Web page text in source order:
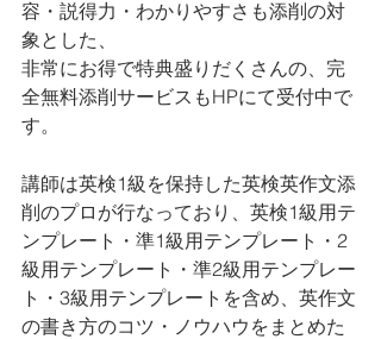
容・説得力・わかりやすさも添削の対
象とした、
非常にお得で特典盛りだくさんの、完
全無料添削サービスもHPにて受付中で
す。
講師は英検1級を保持した英検英作文添
削のプロが行なっており、英検1級用テ
ンプレート・準1級用テンプレート・2
級用テンプレート・準2級用テンプレー
ト・3級用テンプレートを含め、英作文
の書き方のコツ・ノウハウをまとめた